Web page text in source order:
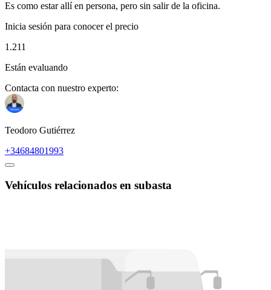
Es como estar allí en persona, pero sin salir de la oficina.
Inicia sesión para conocer el precio
1.211
Están evaluando
Contacta con nuestro experto:
Teodoro Gutiérrez
+34684801993
Vehículos relacionados en subasta